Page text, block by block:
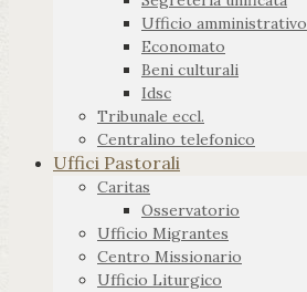
Ufficio amministrativo
Economato
Beni culturali
Idsc
Tribunale eccl.
Centralino telefonico
Uffici Pastorali
Caritas
Osservatorio
Ufficio Migrantes
Centro Missionario
Ufficio Liturgico